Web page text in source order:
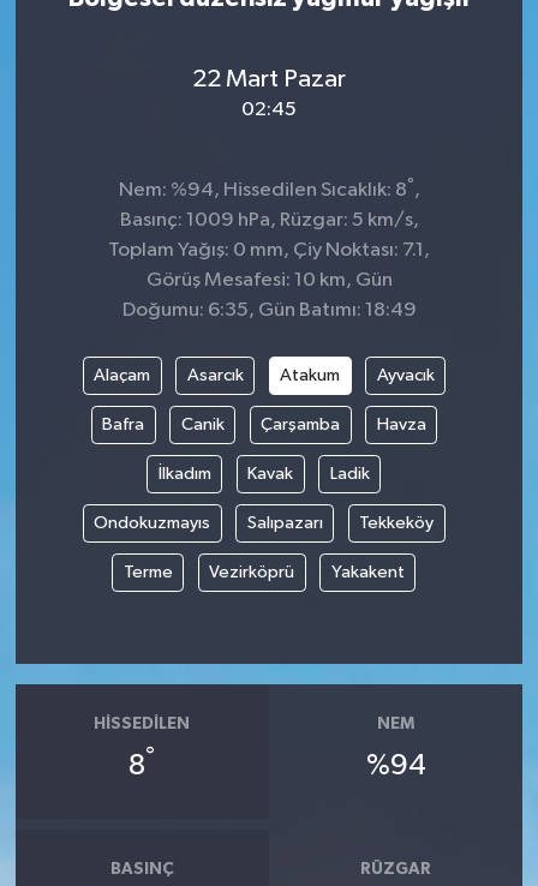
22 Mart Pazar
02:45
Nem: %94, Hissedilen Sıcaklık: 8° ,
Basınç: 1009 hPa, Rüzgar: 5 km/s,
Toplam Yağış: 0 mm, Çiy Noktası: 7.1,
Görüş Mesafesi: 10 km, Gün
Doğumu: 6:35, Gün Batımı: 18:49
Alaçam Asarcık Atakum Ayvacık
Bafra Canik Çarşamba Havza
İlkadım Kavak Ladik
Ondokuzmayıs Salıpazarı Tekkeköy
Terme Vezirköprü Yakakent
HISSEDILEN
8°
NEM
%94
BASINÇ RÜZGAR